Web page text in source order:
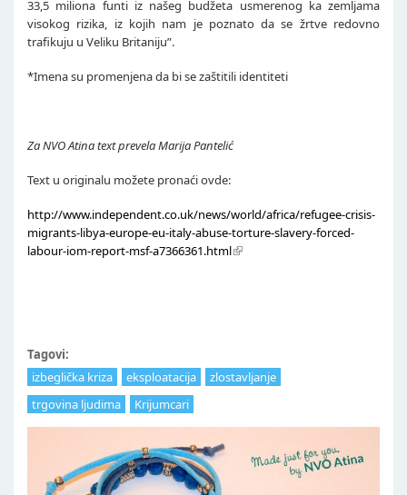
33,5 miliona funti iz našeg budžeta usmerenog ka zemljama
visokog rizika, iz kojih nam je poznato da se žrtve redovno
trafikuju u Veliku Britaniju”.
*Imena su promenjena da bi se zaštitili identiteti
Za NVO Atina text prevela Marija Pantelić
Text u originalu možete pronaći ovde:
http://www.independent.co.uk/news/world/africa/refugee-crisis-
migrants-libya-europe-eu-italy-abuse-torture-slavery-forced-
labour-iom-report-msf-a7366361.html
Tagovi:
izbeglička kriza
eksploatacija
zlostavljanje
trgovina ljudima
Krijumcari